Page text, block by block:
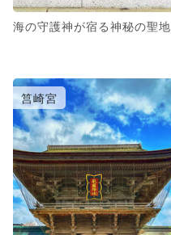
海の守護神が宿る神秘の聖地
筥崎宮